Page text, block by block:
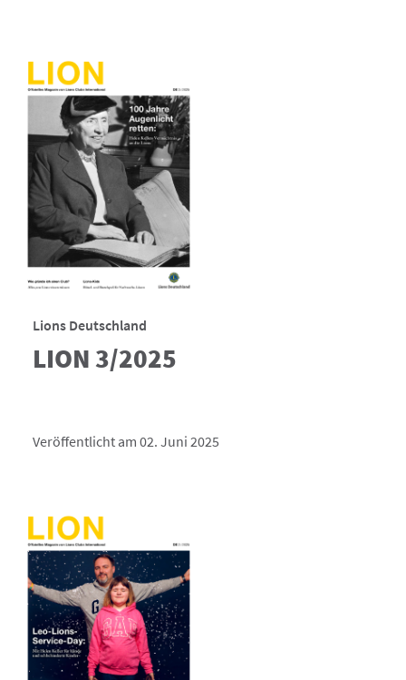
Lions Deutschland
LION 3/2025
Veröffentlicht am 02. Juni 2025